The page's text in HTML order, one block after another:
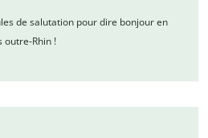
de salutation pour dire bonjour en
outre-Rhin !